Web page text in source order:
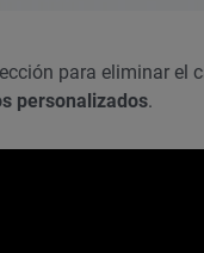
para eliminar el
personalizados.